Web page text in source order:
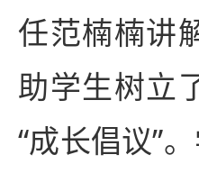
任范楠楠讲
助学生树立
“成长倡议”